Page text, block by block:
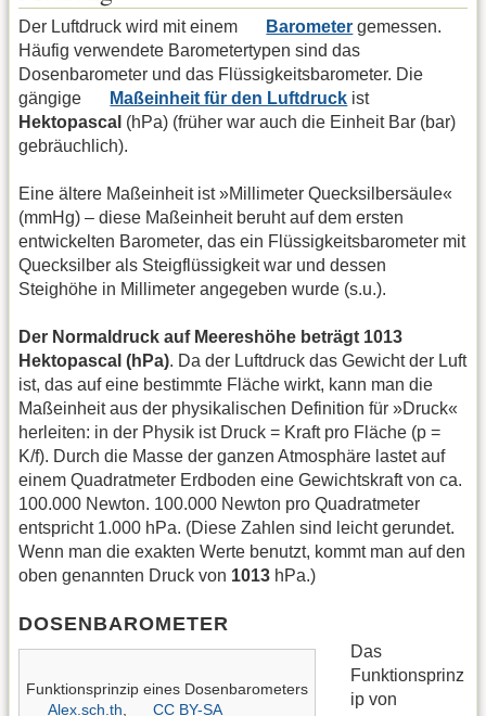
Der Luftdruck wird mit einem Barometer gemessen.
Häufig verwendete Barometertypen sind das
Dosenbarometer und das Flüssigkeitsbarometer. Die
gängige
Maßeinheit für den Luftdruck ist
Hektopascal (hPa) (früher war auch die Einheit Bar (bar)
gebräuchlich).
Eine ältere Maßeinheit ist »Millimeter Quecksilbersäule«
(mmHg) – diese Maßeinheit beruht auf dem ersten
entwickelten Barometer, das ein Flüssigkeitsbarometer mit
Quecksilber als Steigflüssigkeit war und dessen
Steighöhe in Millimeter angegeben wurde (s.u.).
Der Normaldruck auf Meereshöhe beträgt 1013
Hektopascal (hPa). Da der Luftdruck das Gewicht der Luft
ist, das auf eine bestimmte Fläche wirkt, kann man die
Maßeinheit aus der physikalischen Definition für »Druck«
herleiten: in der Physik ist Druck = Kraft pro Fläche (p =
K/f). Durch die Masse der ganzen Atmosphäre lastet auf
einem Quadratmeter Erdboden eine Gewichtskraft von ca.
100.000 Newton. 100.000 Newton pro Quadratmeter
entspricht 1.000 hPa. (Diese Zahlen sind leicht gerundet.
Wenn man die exakten Werte benutzt, kommt man auf den
oben genannten Druck von 1013 hPa.)
DOSENBAROMETER
Funktionsprinzip eines Dosenbarometers
Alex.sch.th, CC BY-SA
Das
Funktionsprinz
ip von